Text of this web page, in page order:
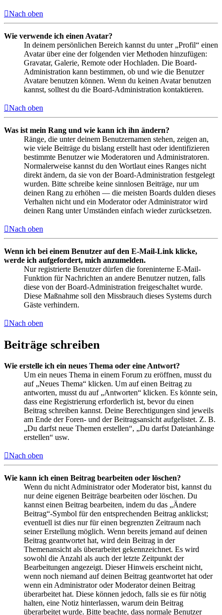
Nach oben
Wie verwende ich einen Avatar?
In deinem persönlichen Bereich kannst du unter „Profil“ einen
Avatar über eine der folgenden vier Methoden hinzufügen:
Gravatar, Galerie, Remote oder Hochladen. Die Board-
Administration kann bestimmen, ob und wie die Benutzer
Avatare benutzen können. Wenn du keinen Avatar benutzen
kannst, solltest du die Board-Administration kontaktieren.
Nach oben
Was ist mein Rang und wie kann ich ihn ändern?
Ränge, die unter deinem Benutzernamen stehen, zeigen an,
wie viele Beiträge du bislang erstellt hast oder identifizieren
bestimmte Benutzer wie Moderatoren und Administratoren.
Normalerweise kannst du den Wortlaut eines Ranges nicht
direkt ändern, da sie von der Board-Administration festgelegt
wurden. Bitte schreibe keine sinnlosen Beiträge, nur um
deinen Rang zu erhöhen — die meisten Boards dulden dieses
Verhalten nicht und ein Moderator oder Administrator wird
deinen Rang unter Umständen einfach wieder zurücksetzen.
Nach oben
Wenn ich bei einem Benutzer auf den E-Mail-Link klicke,
werde ich aufgefordert, mich anzumelden.
Nur registrierte Benutzer dürfen die foreninterne E-Mail-
Funktion für Nachrichten an andere Benutzer nutzen, falls
diese von der Board-Administration freigeschaltet wurde.
Diese Maßnahme soll den Missbrauch dieses Systems durch
Gäste verhindern.
Nach oben
Beiträge schreiben
Wie erstelle ich ein neues Thema oder eine Antwort?
Um ein neues Thema in einem Forum zu eröffnen, musst du
auf „Neues Thema“ klicken. Um auf einen Beitrag zu
antworten, musst du auf „Antworten“ klicken. Es könnte sein,
dass eine Registrierung erforderlich ist, bevor du einen
Beitrag schreiben kannst. Deine Berechtigungen sind jeweils
am Ende der Foren- und der Beitragsansicht aufgelistet. Z. B.
„Du darfst neue Themen erstellen“, „Du darfst Dateianhänge
erstellen“ usw.
Nach oben
Wie kann ich einen Beitrag bearbeiten oder löschen?
Wenn du nicht Administrator oder Moderator bist, kannst du
nur deine eigenen Beiträge bearbeiten oder löschen. Du
kannst einen Beitrag bearbeiten, indem du das „Ändere
Beitrag“-Symbol für den entsprechenden Beitrag anklickst;
eventuell ist dies nur für einen begrenzten Zeitraum nach
seiner Erstellung möglich. Wenn bereits jemand auf deinen
Beitrag geantwortet hat, wird dein Beitrag in der
Themenansicht als überarbeitet gekennzeichnet. Es wird
sowohl die Anzahl als auch der letzte Zeitpunkt der
Bearbeitungen angezeigt. Dieser Hinweis erscheint nicht,
wenn noch niemand auf deinen Beitrag geantwortet hat oder
wenn ein Administrator oder Moderator deinen Beitrag
überarbeitet hat. Diese können jedoch, falls sie es für nötig
halten, eine Notiz hinterlassen, warum dein Beitrag
überarbeitet wurde. Bitte beachte, dass normale Benutzer